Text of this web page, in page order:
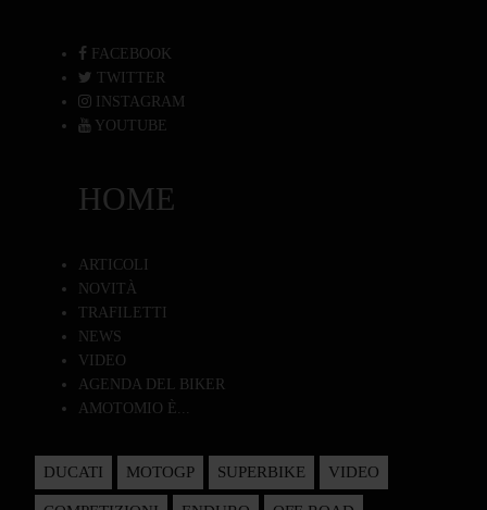
FACEBOOK
TWITTER
INSTAGRAM
YOUTUBE
HOME
ARTICOLI
NOVITÀ
TRAFILETTI
NEWS
VIDEO
AGENDA DEL BIKER
AMOTOMIO È...
DUCATI MOTOGP SUPERBIKE VIDEO